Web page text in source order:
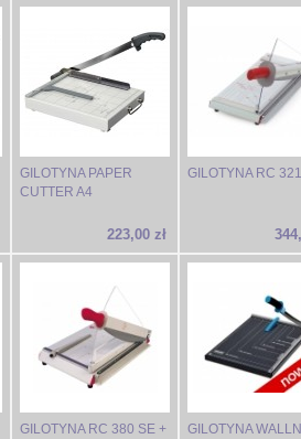
GILOTYNA PAPER
CUTTER A4
223,00 zł
GILOTYNA RC
GILOTYNA RC 380 SE +
GILOTYNA